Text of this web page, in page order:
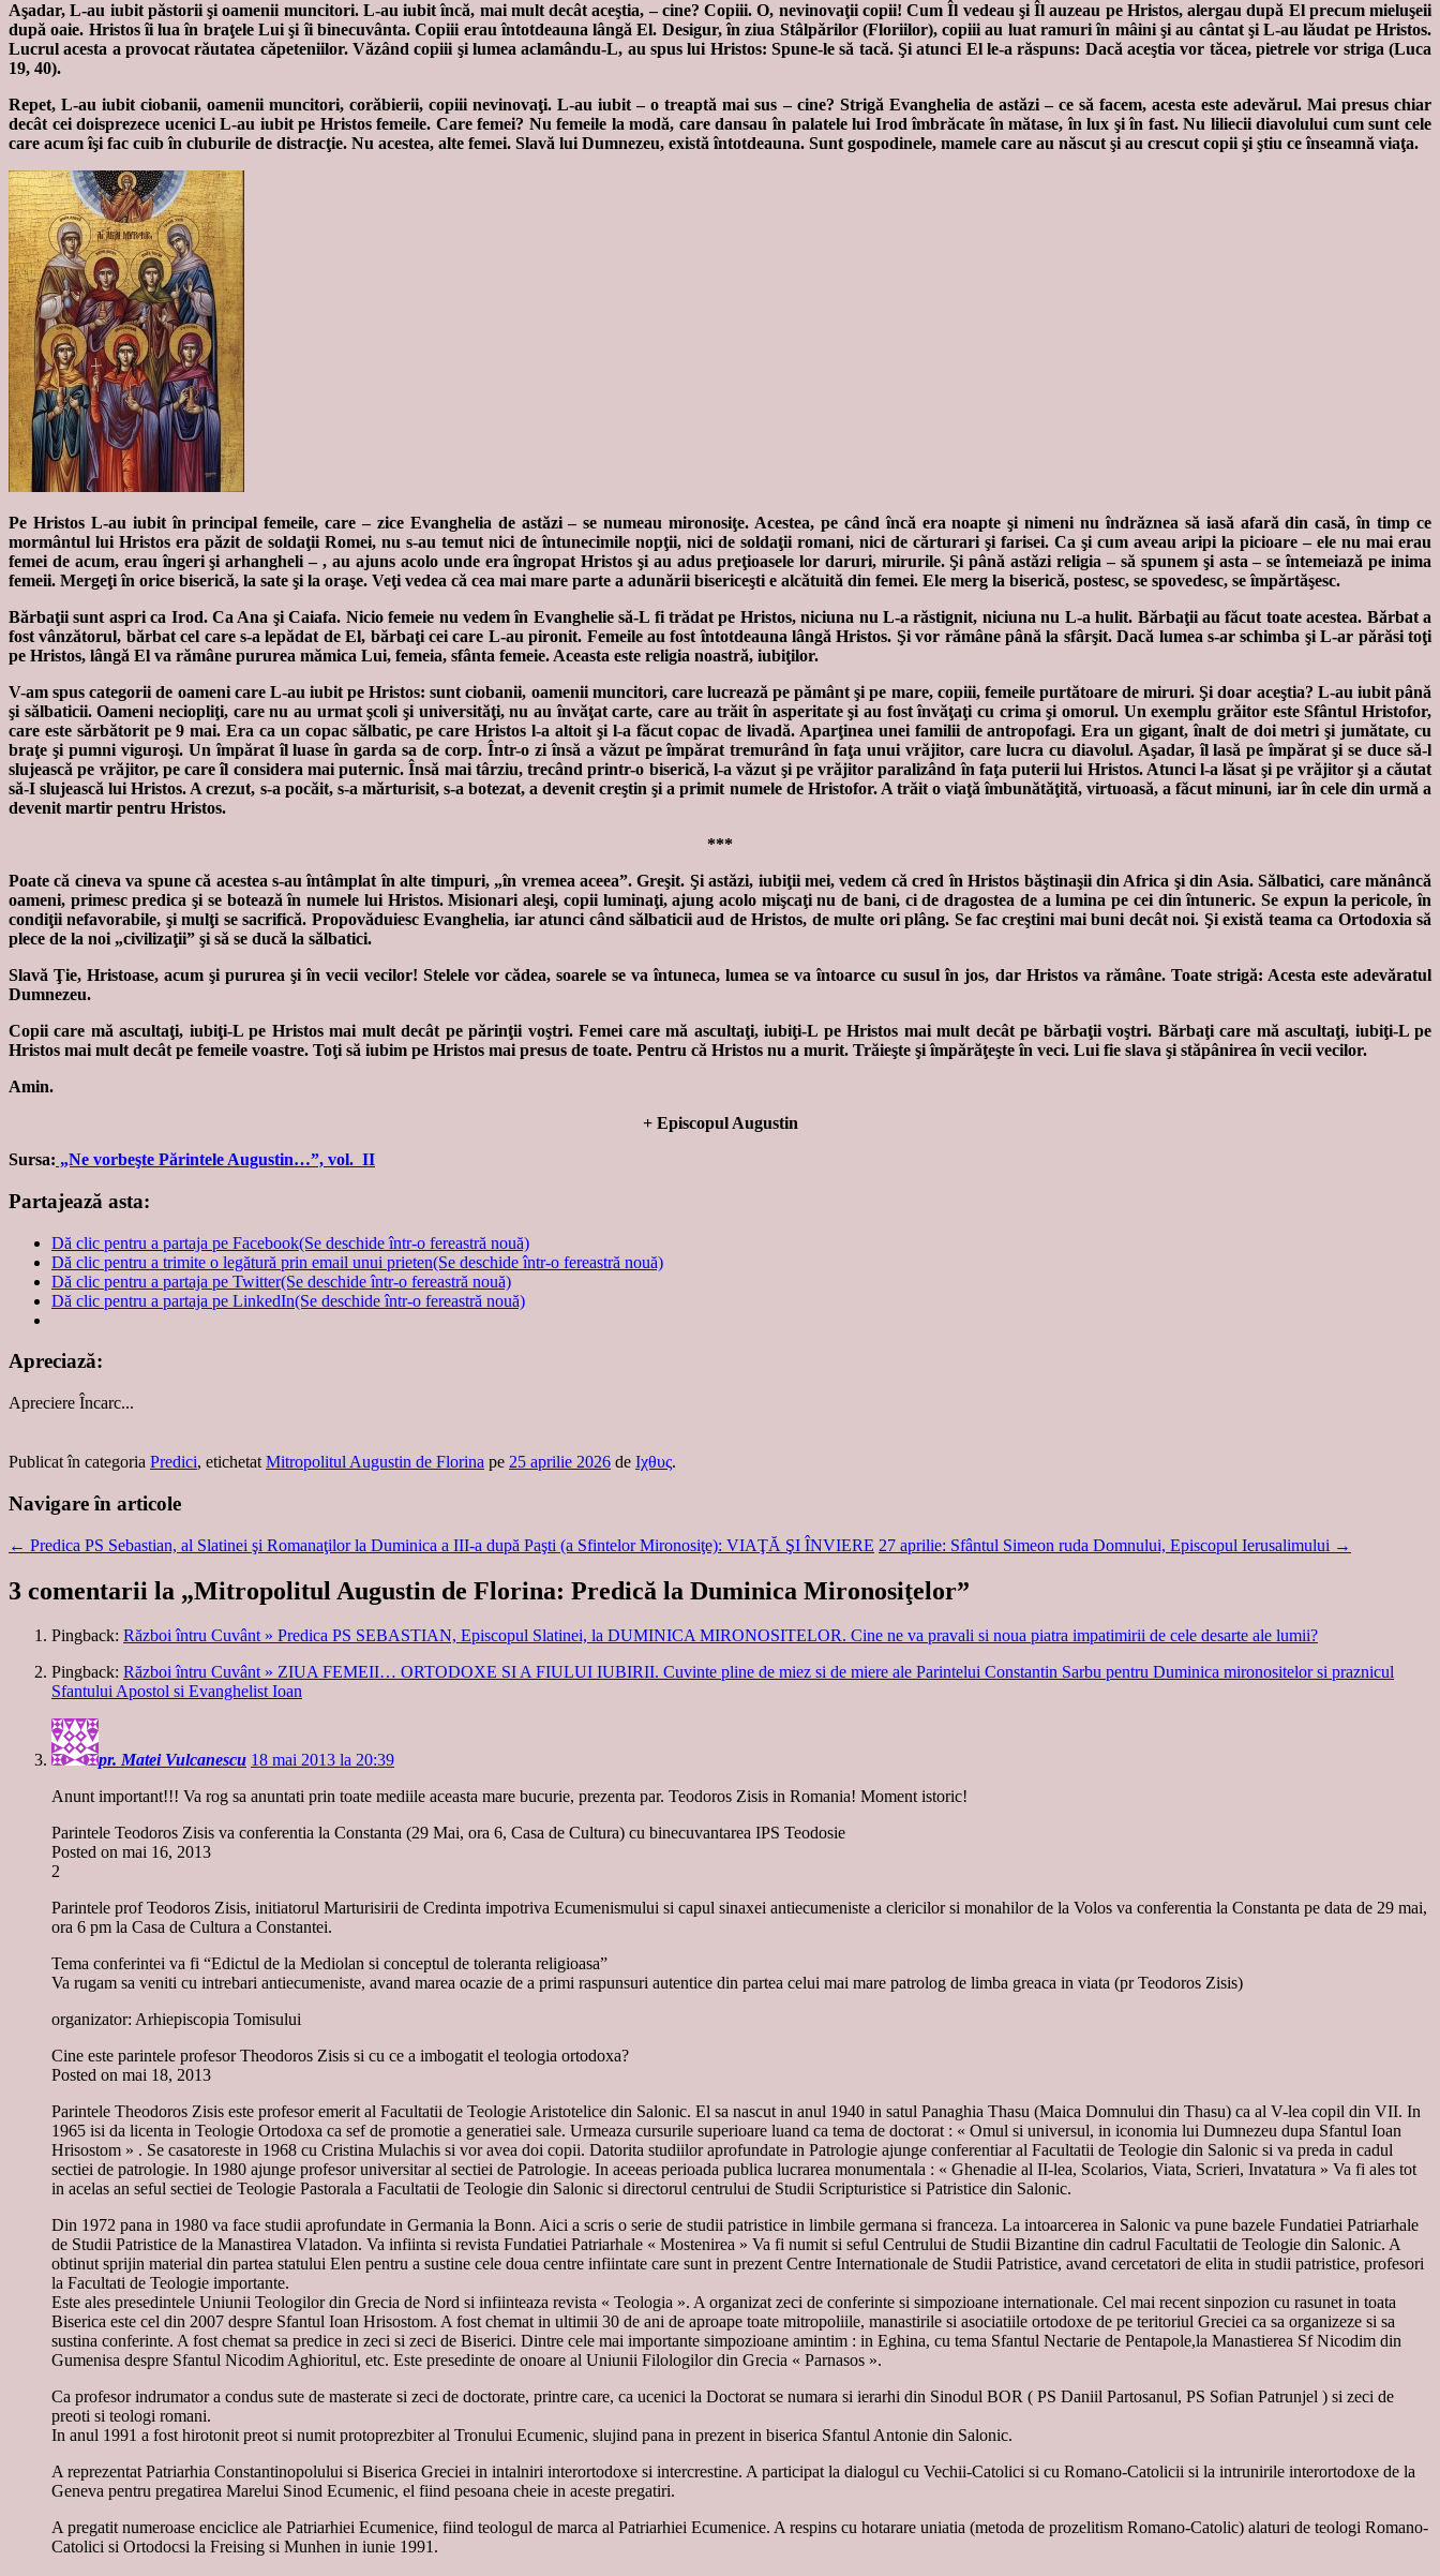
Aşadar, L-au iubit păstorii şi oamenii muncitori. L-au iubit încă, mai mult decât aceştia, – cine? Copiii. O, nevinovaţii copii! Cum Îl vedeau şi Îl auzeau pe Hristos, alergau după El precum mieluşeii
după oaie. Hristos îi lua în braţele Lui şi îi binecuvânta. Copiii erau întotdeauna lângă El. Desigur, în ziua Stâlpărilor (Floriilor), copiii au luat ramuri în mâini şi au cântat şi L-au lăudat pe Hristos.
Lucrul acesta a provocat răutatea căpeteniilor. Văzând copiii şi lumea aclamându-L, au spus lui Hristos: Spune-le să tacă. Şi atunci El le-a răspuns: Dacă aceştia vor tăcea, pietrele vor striga (Luca
19, 40).
Repet, L-au iubit ciobanii, oamenii muncitori, corăbierii, copiii nevinovaţi. L-au iubit – o treaptă mai sus – cine? Strigă Evanghelia de astăzi – ce să facem, acesta este adevărul. Mai presus chiar
decât cei doisprezece ucenici L-au iubit pe Hristos femeile. Care femei? Nu femeile la modă, care dansau în palatele lui Irod îmbrăcate în mătase, în lux şi în fast. Nu liliecii diavolului cum sunt cele
care acum îşi fac cuib în cluburile de distracţie. Nu acestea, alte femei. Slavă lui Dumnezeu, există întotdeauna. Sunt gospodinele, mamele care au născut şi au crescut copii şi ştiu ce înseamnă viaţa.
Pe Hristos L-au iubit în principal femeile, care – zice Evanghelia de astăzi – se numeau mironosiţe. Acestea, pe când încă era noapte şi nimeni nu îndrăznea să iasă afară din casă, în timp ce
mormântul lui Hristos era păzit de soldaţii Romei, nu s-au temut nici de întunecimile nopţii, nici de soldaţii romani, nici de cărturari şi farisei. Ca şi cum aveau aripi la picioare – ele nu mai erau
femei de acum, erau îngeri şi arhangheli – , au ajuns acolo unde era îngropat Hristos şi au adus preţioasele lor daruri, mirurile. Şi până astăzi religia – să spunem şi asta – se întemeiază pe inima
femeii. Mergeţi în orice biserică, la sate şi la oraşe. Veţi vedea că cea mai mare parte a adunării bisericeşti e alcătuită din femei. Ele merg la biserică, postesc, se spovedesc, se împărtăşesc.
Bărbaţii sunt aspri ca Irod. Ca Ana şi Caiafa. Nicio femeie nu vedem în Evanghelie să-L fi trădat pe Hristos, niciuna nu L-a răstignit, niciuna nu L-a hulit. Bărbaţii au făcut toate acestea. Bărbat a
fost vânzătorul, bărbat cel care s-a lepădat de El, bărbaţi cei care L-au pironit. Femeile au fost întotdeauna lângă Hristos. Şi vor rămâne până la sfârşit. Dacă lumea s-ar schimba şi L-ar părăsi toţi
pe Hristos, lângă El va rămâne pururea mămica Lui, femeia, sfânta femeie. Aceasta este religia noastră, iubiţilor.
V-am spus categorii de oameni care L-au iubit pe Hristos: sunt ciobanii, oamenii muncitori, care lucrează pe pământ şi pe mare, copiii, femeile purtătoare de miruri. Şi doar aceştia? L-au iubit până
şi sălbaticii. Oameni neciopliţi, care nu au urmat şcoli şi universităţi, nu au învăţat carte, care au trăit în asperitate şi au fost învăţaţi cu crima şi omorul. Un exemplu grăitor este Sfântul Hristofor,
care este sărbătorit pe 9 mai. Era ca un copac sălbatic, pe care Hristos l-a altoit şi l-a făcut copac de livadă. Aparţinea unei familii de antropofagi. Era un gigant, înalt de doi metri şi jumătate, cu
braţe şi pumni viguroşi. Un împărat îl luase în garda sa de corp. Într-o zi însă a văzut pe împărat tremurând în faţa unui vrăjitor, care lucra cu diavolul. Aşadar, îl lasă pe împărat şi se duce să-l
slujească pe vrăjitor, pe care îl considera mai puternic. Însă mai târziu, trecând printr-o biserică, l-a văzut şi pe vrăjitor paralizând în faţa puterii lui Hristos. Atunci l-a lăsat şi pe vrăjitor şi a căutat
să-I slujească lui Hristos. A crezut, s-a pocăit, s-a mărturisit, s-a botezat, a devenit creştin şi a primit numele de Hristofor. A trăit o viaţă îmbunătăţită, virtuoasă, a făcut minuni, iar în cele din urmă a
devenit martir pentru Hristos.
***
Poate că cineva va spune că acestea s-au întâmplat în alte timpuri, „în vremea aceea”. Greşit. Şi astăzi, iubiţii mei, vedem că cred în Hristos băştinaşii din Africa şi din Asia. Sălbatici, care mănâncă
oameni, primesc predica şi se botează în numele lui Hristos. Misionari aleşi, copii luminaţi, ajung acolo mişcaţi nu de bani, ci de dragostea de a lumina pe cei din întuneric. Se expun la pericole, în
condiţii nefavorabile, şi mulţi se sacrifică. Propovăduiesc Evanghelia, iar atunci când sălbaticii aud de Hristos, de multe ori plâng. Se fac creştini mai buni decât noi. Şi există teama ca Ortodoxia să
plece de la noi „civilizaţii” şi să se ducă la sălbatici.
Slavă Ţie, Hristoase, acum şi pururea şi în vecii vecilor! Stelele vor cădea, soarele se va întuneca, lumea se va întoarce cu susul în jos, dar Hristos va rămâne. Toate strigă: Acesta este adevăratul
Dumnezeu.
Copii care mă ascultaţi, iubiţi-L pe Hristos mai mult decât pe părinţii voştri. Femei care mă ascultaţi, iubiţi-L pe Hristos mai mult decât pe bărbaţii voştri. Bărbaţi care mă ascultaţi, iubiţi-L pe
Hristos mai mult decât pe femeile voastre. Toţi să iubim pe Hristos mai presus de toate. Pentru că Hristos nu a murit. Trăieşte şi împărăţeşte în veci. Lui fie slava şi stăpânirea în vecii vecilor.
Amin.
+ Episcopul Augustin
Sursa: „Ne vorbeşte Părintele Augustin…”, vol. II
Partajează asta:
Dă clic pentru a partaja pe Facebook(Se deschide într-o fereastră nouă)
Dă clic pentru a trimite o legătură prin email unui prieten(Se deschide într-o fereastră nouă)
Dă clic pentru a partaja pe Twitter(Se deschide într-o fereastră nouă)
Dă clic pentru a partaja pe LinkedIn(Se deschide într-o fereastră nouă)
Apreciază:
Apreciere Încarc...
Publicat în categoria Predici, etichetat Mitropolitul Augustin de Florina pe 25 aprilie 2026 de Ιχθυς.
Navigare în articole
← Predica PS Sebastian, al Slatinei şi Romanaţilor la Duminica a III-a după Paşti (a Sfintelor Mironosiţe): VIAŢĂ ŞI ÎNVIERE 27 aprilie: Sfântul Simeon ruda Domnului, Episcopul Ierusalimului →
3 comentarii la „Mitropolitul Augustin de Florina: Predică la Duminica Mironosiţelor”
Pingback: Război întru Cuvânt » Predica PS SEBASTIAN, Episcopul Slatinei, la DUMINICA MIRONOSITELOR. Cine ne va pravali si noua piatra impatimirii de cele desarte ale lumii?
Pingback: Război întru Cuvânt » ZIUA FEMEII… ORTODOXE SI A FIULUI IUBIRII. Cuvinte pline de miez si de miere ale Parintelui Constantin Sarbu pentru Duminica mironositelor si praznicul
Sfantului Apostol si Evanghelist Ioan
pr. Matei Vulcanescu 18 mai 2013 la 20:39
Anunt important!!! Va rog sa anuntati prin toate mediile aceasta mare bucurie, prezenta par. Teodoros Zisis in Romania! Moment istoric!
Parintele Teodoros Zisis va conferentia la Constanta (29 Mai, ora 6, Casa de Cultura) cu binecuvantarea IPS Teodosie
Posted on mai 16, 2013
2
Parintele prof Teodoros Zisis, initiatorul Marturisirii de Credinta impotriva Ecumenismului si capul sinaxei antiecumeniste a clericilor si monahilor de la Volos va conferentia la Constanta pe data de 29 mai,
ora 6 pm la Casa de Cultura a Constantei.
Tema conferintei va fi “Edictul de la Mediolan si conceptul de toleranta religioasa”
Va rugam sa veniti cu intrebari antiecumeniste, avand marea ocazie de a primi raspunsuri autentice din partea celui mai mare patrolog de limba greaca in viata (pr Teodoros Zisis)
organizator: Arhiepiscopia Tomisului
Cine este parintele profesor Theodoros Zisis si cu ce a imbogatit el teologia ortodoxa?
Posted on mai 18, 2013
Parintele Theodoros Zisis este profesor emerit al Facultatii de Teologie Aristotelice din Salonic. El sa nascut in anul 1940 in satul Panaghia Thasu (Maica Domnului din Thasu) ca al V-lea copil din VII. In
1965 isi da licenta in Teologie Ortodoxa ca sef de promotie a generatiei sale. Urmeaza cursurile superioare luand ca tema de doctorat : « Omul si universul, in iconomia lui Dumnezeu dupa Sfantul Ioan
Hrisostom » . Se casatoreste in 1968 cu Cristina Mulachis si vor avea doi copii. Datorita studiilor aprofundate in Patrologie ajunge conferentiar al Facultatii de Teologie din Salonic si va preda in cadul
sectiei de patrologie. In 1980 ajunge profesor universitar al sectiei de Patrologie. In aceeas perioada publica lucrarea monumentala : « Ghenadie al II-lea, Scolarios, Viata, Scrieri, Invatatura » Va fi ales tot
in acelas an seful sectiei de Teologie Pastorala a Facultatii de Teologie din Salonic si directorul centrului de Studii Scripturistice si Patristice din Salonic.
Din 1972 pana in 1980 va face studii aprofundate in Germania la Bonn. Aici a scris o serie de studii patristice in limbile germana si franceza. La intoarcerea in Salonic va pune bazele Fundatiei Patriarhale
de Studii Patristice de la Manastirea Vlatadon. Va infiinta si revista Fundatiei Patriarhale « Mostenirea » Va fi numit si seful Centrului de Studii Bizantine din cadrul Facultatii de Teologie din Salonic. A
obtinut sprijin material din partea statului Elen pentru a sustine cele doua centre infiintate care sunt in prezent Centre Internationale de Studii Patristice, avand cercetatori de elita in studii patristice, profesori
la Facultati de Teologie importante.
Este ales presedintele Uniunii Teologilor din Grecia de Nord si infiinteaza revista « Teologia ». A organizat zeci de conferinte si simpozioane internationale. Cel mai recent sinpozion cu rasunet in toata
Biserica este cel din 2007 despre Sfantul Ioan Hrisostom. A fost chemat in ultimii 30 de ani de aproape toate mitropoliile, manastirile si asociatiile ortodoxe de pe teritoriul Greciei ca sa organizeze si sa
sustina conferinte. A fost chemat sa predice in zeci si zeci de Biserici. Dintre cele mai importante simpozioane amintim : in Eghina, cu tema Sfantul Nectarie de Pentapole,la Manastierea Sf Nicodim din
Gumenisa despre Sfantul Nicodim Aghioritul, etc. Este presedinte de onoare al Uniunii Filologilor din Grecia « Parnasos ».
Ca profesor indrumator a condus sute de masterate si zeci de doctorate, printre care, ca ucenici la Doctorat se numara si ierarhi din Sinodul BOR ( PS Daniil Partosanul, PS Sofian Patrunjel ) si zeci de
preoti si teologi romani.
In anul 1991 a fost hirotonit preot si numit protoprezbiter al Tronului Ecumenic, slujind pana in prezent in biserica Sfantul Antonie din Salonic.
A reprezentat Patriarhia Constantinopolului si Biserica Greciei in intalniri interortodoxe si intercrestine. A participat la dialogul cu Vechii-Catolici si cu Romano-Catolicii si la intrunirile interortodoxe de la
Geneva pentru pregatirea Marelui Sinod Ecumenic, el fiind pesoana cheie in aceste pregatiri.
A pregatit numeroase enciclice ale Patriarhiei Ecumenice, fiind teologul de marca al Patriarhiei Ecumenice. A respins cu hotarare uniatia (metoda de prozelitism Romano-Catolic) alaturi de teologi Romano-
Catolici si Ortodocsi la Freising si Munhen in iunie 1991.